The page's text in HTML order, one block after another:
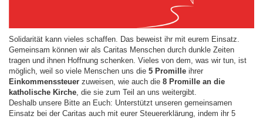
Solidarität kann vieles schaffen. Das beweist ihr mit eurem Einsatz.
Gemeinsam können wir als Caritas Menschen durch dunkle Zeiten
tragen und ihnen Hoffnung schenken. Vieles von dem, was wir tun, ist
möglich, weil so viele Menschen uns die 5 Promille ihrer
Einkommenssteuer zuweisen, wie auch die 8 Promille an die
katholische Kirche, die sie zum Teil an uns weitergibt.
Deshalb unsere Bitte an Euch: Unterstützt unseren gemeinsamen
Einsatz bei der Caritas auch mit eurer Steuererklärung, indem ihr 5